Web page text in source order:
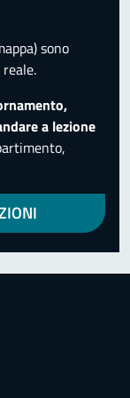
sono
a lezione